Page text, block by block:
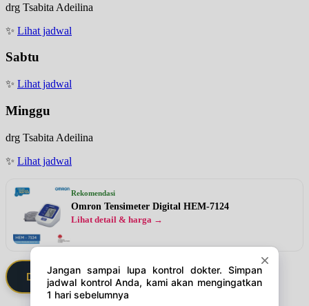
drg Tsabita Adeilina
✨ Lihat jadwal
Sabtu
✨ Lihat jadwal
Minggu
drg Tsabita Adeilina
✨ Lihat jadwal
Rekomendasi
Omron Tensimeter Digital HEM-7124
Lihat detail & harga →
Daftarkan Saya via Member VIP